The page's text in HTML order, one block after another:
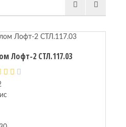
Лофт-2 СТЛ.117.03